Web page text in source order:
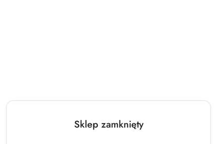
Sklep zamknięty